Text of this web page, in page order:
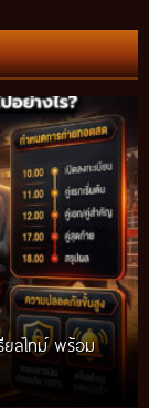
ยลไทม์ พร้อม